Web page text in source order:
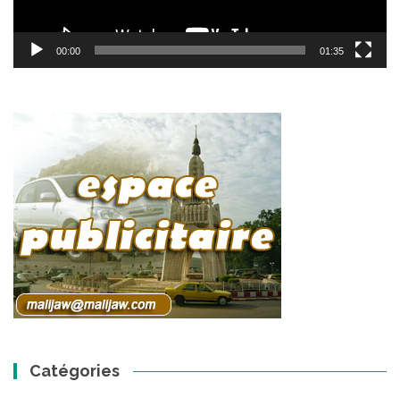
00:00 01:35
Catégories